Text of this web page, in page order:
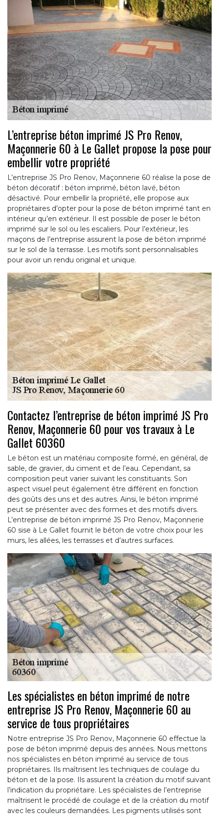
L’entreprise béton imprimé JS Pro Renov,
Maçonnerie 60 à Le Gallet propose la pose pour
embellir votre propriété
L’entreprise JS Pro Renov, Maçonnerie 60 réalise la pose de
béton décoratif : béton imprimé, béton lavé, béton
désactivé. Pour embellir la propriété, elle propose aux
propriétaires d’opter pour la pose de béton imprimé tant en
intérieur qu’en extérieur. Il est possible de poser le béton
imprimé sur le sol ou les escaliers. Pour l’extérieur, les
maçons de l’entreprise assurent la pose de béton imprimé
sur le sol de la terrasse. Les motifs sont personnalisables
pour avoir un rendu original et unique.
Contactez l’entreprise de béton imprimé JS Pro
Renov, Maçonnerie 60 pour vos travaux à Le
Gallet 60360
Le béton est un matériau composite formé, en général, de
sable, de gravier, du ciment et de l’eau. Cependant, sa
composition peut varier suivant les constituants. Son
aspect visuel peut également être différent en fonction
des goûts des uns et des autres. Ainsi, le béton imprimé
peut se présenter avec des formes et des motifs divers.
L’entreprise de béton imprimé JS Pro Renov, Maçonnerie
60 sise à Le Gallet fournit le béton de votre choix pour les
murs, les allées, les terrasses et d’autres surfaces.
Les spécialistes en béton imprimé de notre
entreprise JS Pro Renov, Maçonnerie 60 au
service de tous propriétaires
Notre entreprise JS Pro Renov, Maçonnerie 60 effectue la
pose de béton imprimé depuis des années. Nous mettons
nos spécialistes en béton imprimé au service de tous
propriétaires. Ils maîtrisent les techniques de coulage du
béton et de la pose. Ils assurent la création du motif suivant
l’indication du propriétaire. Les spécialistes de l’entreprise
maîtrisent le procédé de coulage et de la création du motif
avec les couleurs demandées. Les pigments utilisés sont